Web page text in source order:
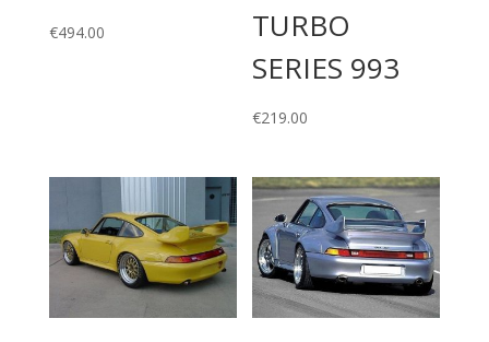
€494.00
TURBO
SERIES 993
€219.00